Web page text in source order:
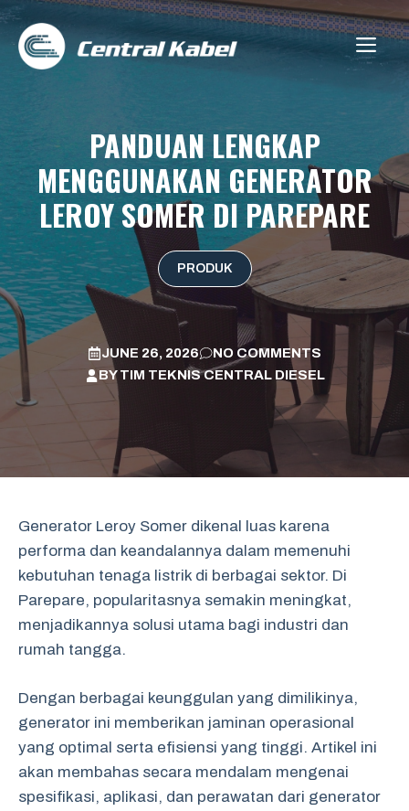
Skip
content
PANDUAN LENGKAP
MENGGUNAKAN GENERATOR
LEROY SOMER DI PAREPARE
PRODUK
JUNE 26, 2026
NO COMMENTS
BYTIM TEKNIS CENTRAL DIESEL
Generator Leroy Somer dikenal luas karena
performa dan keandalannya dalam memenuhi
kebutuhan tenaga listrik di berbagai sektor. Di
Parepare, popularitasnya semakin meningkat,
menjadikannya solusi utama bagi industri dan
rumah tangga.
Dengan berbagai keunggulan yang dimilikinya,
generator ini memberikan jaminan operasional
yang optimal serta efisiensi yang tinggi. Artikel ini
akan membahas secara mendalam mengenai
spesifikasi, aplikasi, dan perawatan dari generator